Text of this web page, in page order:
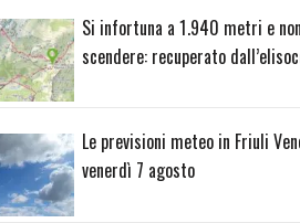
Si infortuna a 1.940 metri e
scendere: recuperato
Le previsioni meteo in Friuli
venerdì 7 agosto